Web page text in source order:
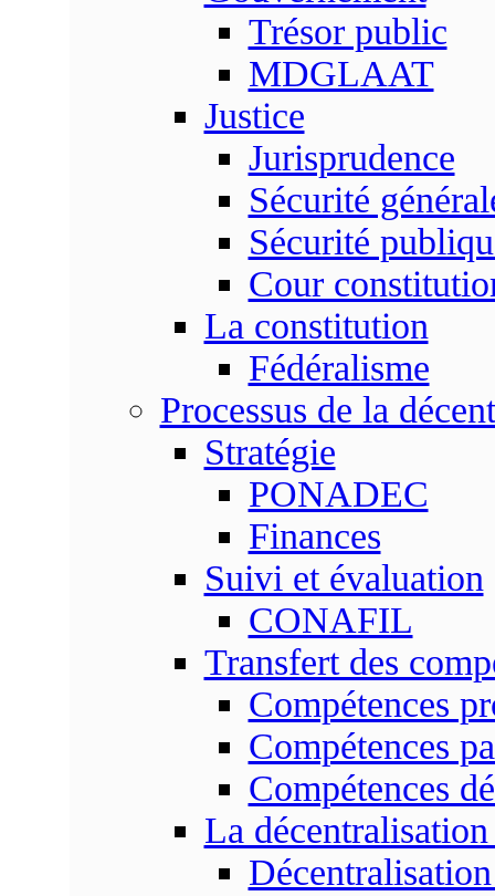
Trésor public
MDGLAAT
Justice
Jurisprudence
Sécurité
Sécurité
Cour
La constitution
Fédéralisme
Processus de la
Stratégie
PONADEC
Finances
Suivi et évaluation
CONAFIL
Transfert des
Compétences
Compétences
Compétences
La